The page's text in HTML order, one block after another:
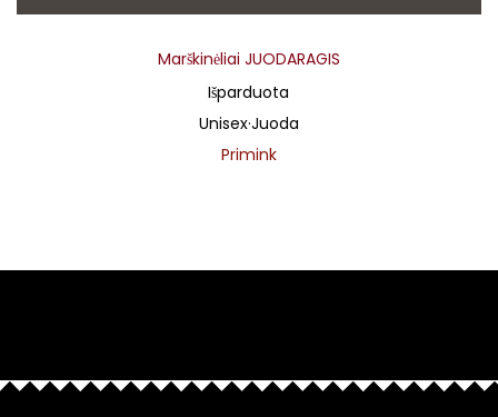
Marškinėliai JUODARAGIS
Išparduota
Unisex·Juoda
Primink